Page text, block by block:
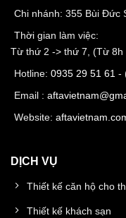
Chi nhánh: 355 Bùi Đức
Thời gian làm việc:
Từ thứ 2 -> thứ 7, (Từ 8h
Hotline: 0935 29 51 61 -
Email :
Website:
DỊCH VỤ
Thiết kế căn hộ cho
Thiết kế khách sạn